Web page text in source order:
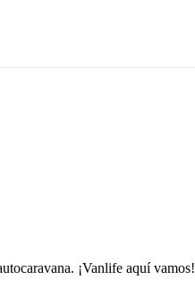
¡Vanlife aquí vamos!